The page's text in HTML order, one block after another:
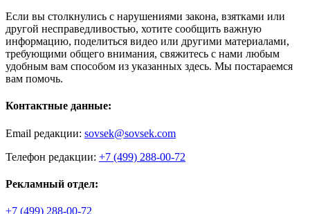
Если вы столкнулись с нарушениями закона, взятками или
другой несправедливостью, хотите сообщить важную
информацию, поделиться видео или другими материалами,
требующими общего внимания, свяжитесь с нами любым
удобным вам способом из указанных здесь. Мы постараемся
вам помочь.
Контактные данные:
Email редакции: sovsek@sovsek.com
Телефон редакции: +7 (499) 288-00-72
Рекламный отдел:
+7 (499) 288-00-72